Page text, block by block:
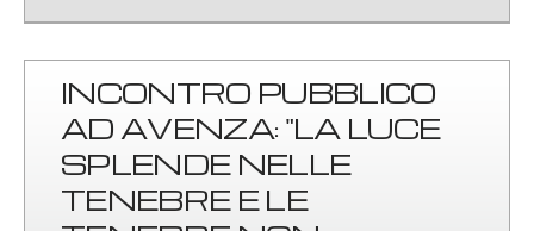
INCONTRO PUBBLICO
AD AVENZA: "LA LUCE
SPLENDE NELLE
TENEBRE E LE